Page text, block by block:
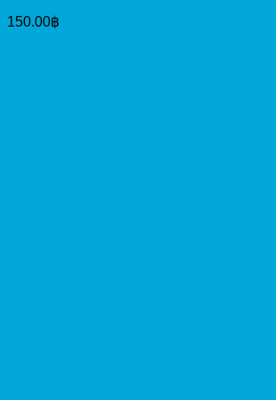
150.00฿